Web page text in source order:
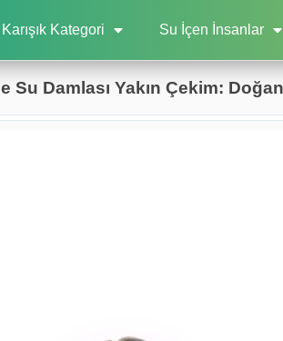
Karışık Kategori Su İçen İnsanlar
Damlası Yakın Çekim: